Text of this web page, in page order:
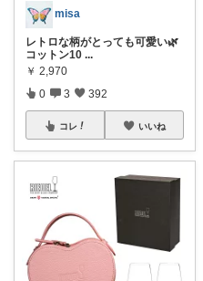
misa
レトロな柄がとっても可愛い🌿
コットン10 ...
￥ 2,970
0 3 392
コレ いいね